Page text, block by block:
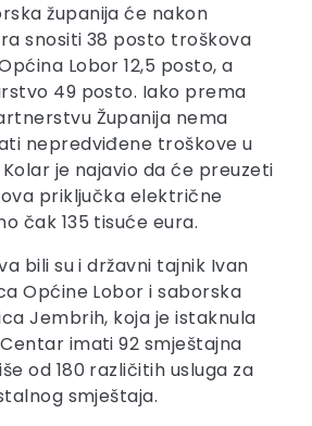
županija će nakon
snositi 38 posto troškova
Lobor 12,5 posto, a
49 posto. Iako prema
Županija nema
nepredviđene troškove u
je najavio da će preuzeti
priključka električne
čak 135 tisuće eura.
bili su i državni tajnik Ivan
Općine Lobor i saborska
Jembrih, koja je istaknula
imati 92 smještajna
od 180 različitih usluga za
smještaja.